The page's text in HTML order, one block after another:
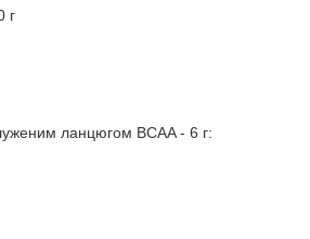
г
ланцюгом BCAA - 6 г: